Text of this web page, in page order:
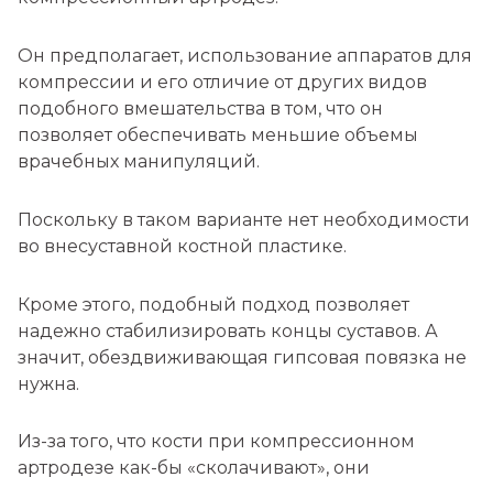
Он предполагает, использование аппаратов для
компрессии и его отличие от других видов
подобного вмешательства в том, что он
позволяет обеспечивать меньшие объемы
врачебных манипуляций.
Поскольку в таком варианте нет необходимости
во внесуставной костной пластике.
Кроме этого, подобный подход позволяет
надежно стабилизировать концы суставов. А
значит, обездвиживающая гипсовая повязка не
нужна.
Из-за того, что кости при компрессионном
артродезе как-бы «сколачивают», они